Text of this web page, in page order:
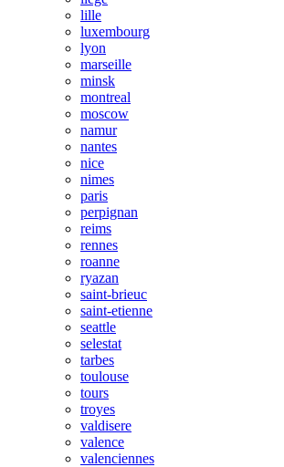
lille
luxembourg
lyon
marseille
minsk
montreal
moscow
namur
nantes
nice
nimes
paris
perpignan
reims
rennes
roanne
ryazan
saint-brieuc
saint-etienne
seattle
selestat
tarbes
toulouse
tours
troyes
valdisere
valence
valenciennes